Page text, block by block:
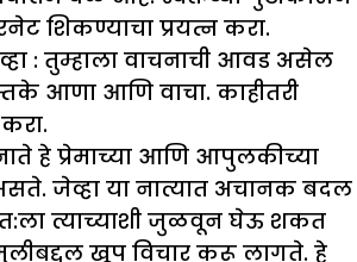
शिकण्याचा प्रयत्न करा.
: तुम्हाला वाचनाची आवड असेल
आणा आणि वाचा. काहीतरी
हे प्रेमाच्या आणि आपुलकीच्या
जेव्हा या नात्यात अचानक बदल
त्याच्याशी जुळवून घेऊ शकत
खूप विचार करू लागते. हे